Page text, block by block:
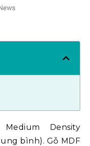
Density
bình). Gỗ MDF